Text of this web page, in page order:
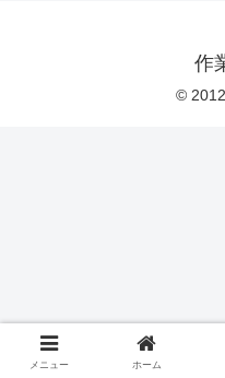
作
©
メニュー ホーム